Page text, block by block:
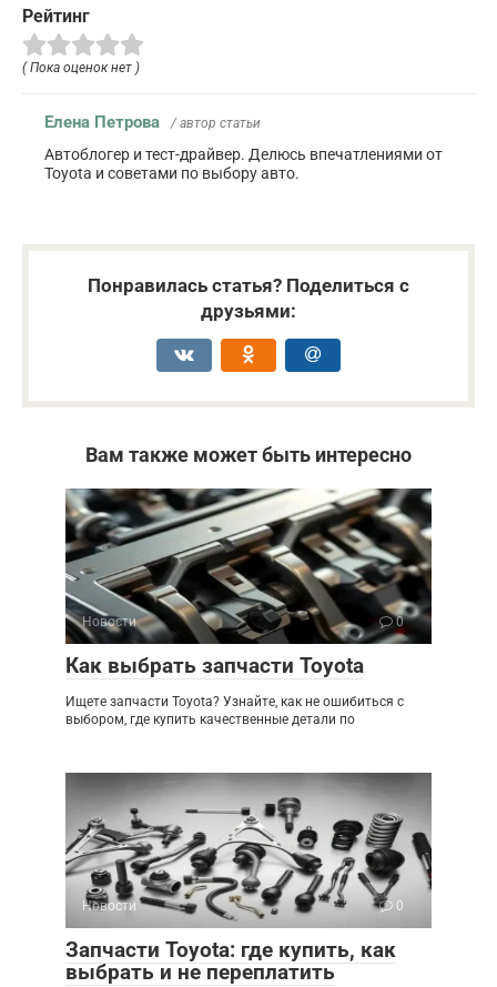
Рейтинг
( Пока оценок нет )
Елена Петрова / автор статьи
Автоблогер и тест-драйвер. Делюсь впечатлениями от
Toyota и советами по выбору авто.
Понравилась статья? Поделиться с
друзьями:
Вам также может быть интересно
Новости 0
Как выбрать запчасти Toyota
Ищете запчасти Toyota? Узнайте, как не ошибиться с
выбором, где купить качественные детали по
Новости 0
Запчасти Toyota: где купить, как
выбрать и не переплатить